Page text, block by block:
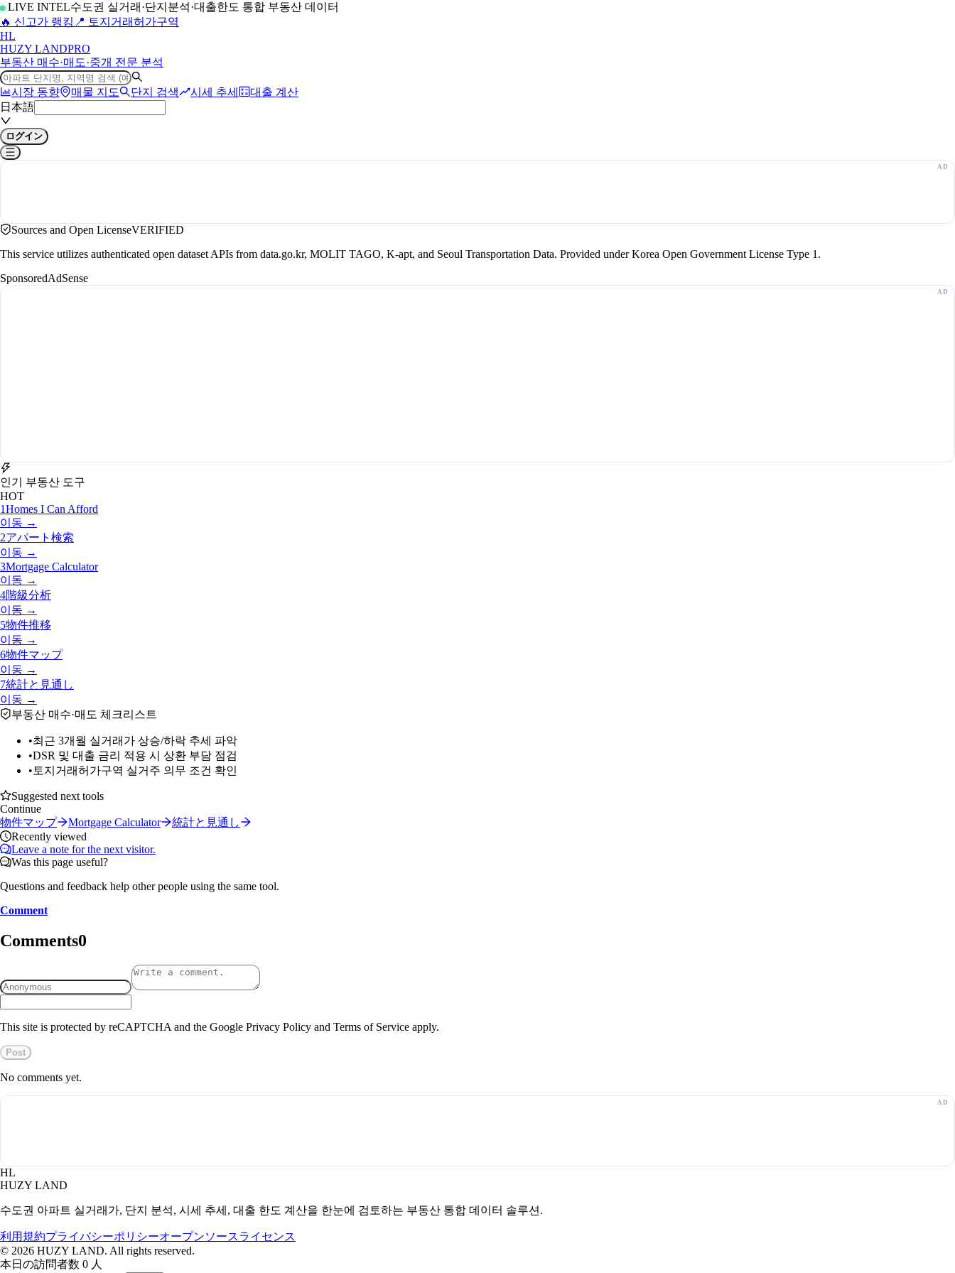
LIVE INTEL수도권 실거래·단지분석·대출한도 통합 부동산 데이터
🔥 신고가 랭킹 📍 토지거래허가구역
HL
HUZY LANDPRO
부동산 매수·매도·중개 전문 분석
시장 동향 매물 지도 단지 검색 시세 추세
대출 계산
日本語
ログイン
Sources and Open LicenseVERIFIED
This service utilizes authenticated open dataset APIs from data.go.kr, MOLIT TAGO, K-apt, and Seoul Transportation Data. Provided under Korea Open Government License Type 1.
SponsoredAdSense
인기 부동산 도구
HOT
1Homes I Can Afford
이동 →
2アパート検索
이동 →
3Mortgage Calculator
이동 →
4階級分析
이동 →
5物件推移
이동 →
6物件マップ
이동 →
7統計と見通し
이동 →
부동산 매수·매도 체크리스트
•최근 3개월 실거래가 상승/하락 추세 파악
•DSR 및 대출 금리 적용 시 상환 부담 점검
• 토지거래허가구역 실거주 의무 조건 확인
Suggested next tools
Continue
物件マップ
Mortgage Calculator
統計と見通し
Recently viewed
Leave a note for the next visitor.
Was this page useful?
Questions and feedback help other people using the same tool.
Comment
Comments0
This site is protected by reCAPTCHA and the Google Privacy Policy and Terms of Service apply.
Post
No comments yet.
HL
HUZY LAND
수도권 아파트 실거래가, 단지 분석, 시세 추세, 대출 한도 계산을 한눈에 검토하는 부동산 통합 데이터 솔루션.
利用規約プライバシーポリシーオープンソースライセンス
© 2026 HUZY LAND. All rights reserved.
本日の訪問者数 0 人